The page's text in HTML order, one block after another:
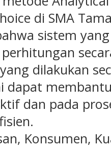
di SMA
sistem
dilakukan
dapat
dan pada
Konsumen,